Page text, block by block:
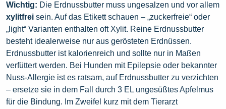
Wichtig: Die Erdnussbutter muss ungesalzen und vor allem
xylitfrei sein. Auf das Etikett schauen – „zuckerfreie“ oder
„light“ Varianten enthalten oft Xylit. Reine Erdnussbutter
besteht idealerweise nur aus gerösteten Erdnüssen.
Erdnussbutter ist kalorienreich und sollte nur in Maßen
verfüttert werden. Bei Hunden mit Epilepsie oder bekannter
Nuss-Allergie ist es ratsam, auf Erdnussbutter zu verzichten
– ersetze sie in dem Fall durch 3 EL ungesüßtes Apfelmus
für die Bindung. Im Zweifel kurz mit dem Tierarzt